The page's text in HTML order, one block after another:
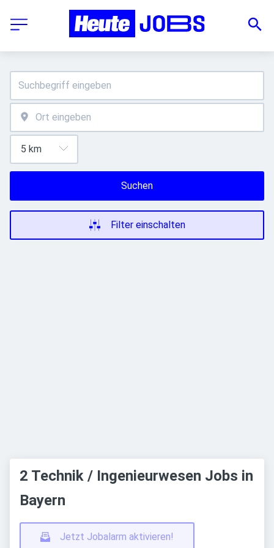
Suchen
Filter einschalten
2 Technik / Ingenieurwesen Jobs in
Bayern
Jetzt Jobalarm aktivieren!